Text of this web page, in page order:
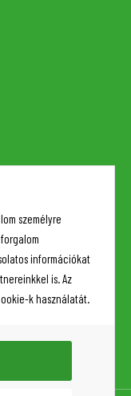
személyre
információkat
is. Az
k használatát.